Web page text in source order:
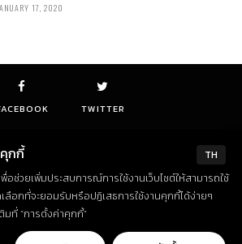
17, 2020
TWITTER
2018. All Rights Reserved
TH
กกี้
พื่อช่วยเพิ่มประสบการณ์การใช้งานเว็บไซต์ให้สามารถใช้
อกที่จะยอมรับหรือปฏิเสธการใช้งานคุกกี้ได้ง่ายๆ
มที่ “การตั้งค่าคุกกี้”